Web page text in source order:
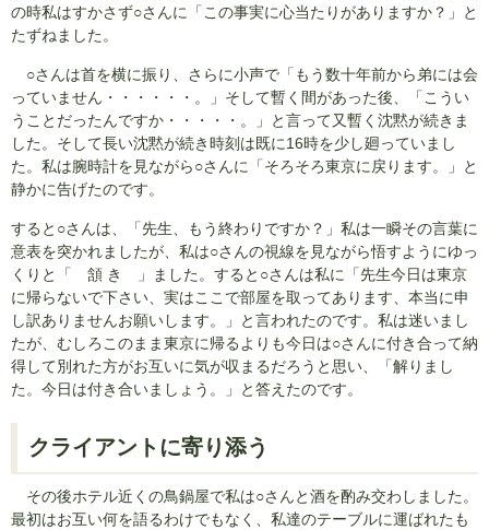
の時私はすかさず○さんに「この事実に心当たりがありますか？」と
たずねました。
○さんは首を横に振り、さらに小声で「もう数十年前から弟には会
っていません・・・・・・。」そして暫く間があった後、「こうい
うことだったんですか・・・・・。」と言って又暫く沈黙が続きま
した。そして長い沈黙が続き時刻は既に16時を少し廻っていまし
た。私は腕時計を見ながら○さんに「そろそろ東京に戻ります。」と
静かに告げたのです。
すると○さんは、「先生、もう終わりですか？」私は一瞬その言葉に
意表を突かれましたが、私は○さんの視線を見ながら悟すようにゆっ
くりと「 頷 き 」ました。すると○さんは私に「先生今日は東京
に帰らないで下さい、実はここで部屋を取ってあります、本当に申
し訳ありませんお願いします。」と言われたのです。私は迷いまし
たが、むしろこのまま東京に帰るよりも今日は○さんに付き合って納
得して別れた方がお互いに気が収まるだろうと思い、「解りまし
た。今日は付き合いましょう。」と答えたのです。
クライアントに寄り添う
その後ホテル近くの鳥鍋屋で私は○さんと酒を酌み交わしました。
最初はお互い何を語るわけでもなく、私達のテーブルに運ばれたも